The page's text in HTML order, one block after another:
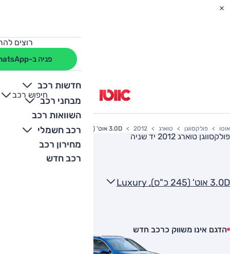
רוצים
פניה ב-WhatsApp
חדשות רכב
מבחני רכב
השוואות רכב
רכב חשמלי
מחירון רכב
רכב חדש
חיפוש רכב
+
-
אוטו פולקסווגן טוארג 2012 3.0D אוט' (245 כ"ס), Luxury
פולקסווגן טוארג 2012 יד שניה
3.0D אוט' (245 כ"ס), Luxury
הדגם אינו משווק כרכב חדש